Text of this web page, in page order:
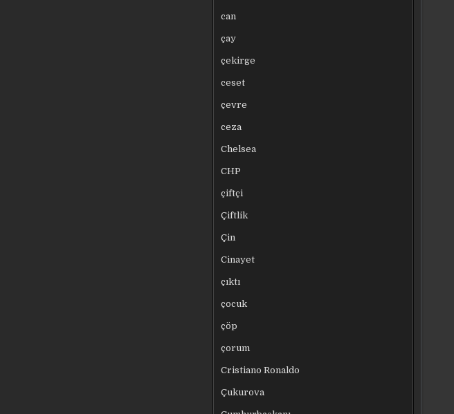
can
çay
çekirge
ceset
çevre
ceza
Chelsea
CHP
çiftçi
Çiftlik
Çin
Cinayet
çıktı
çocuk
çöp
çorum
Cristiano Ronaldo
Çukurova